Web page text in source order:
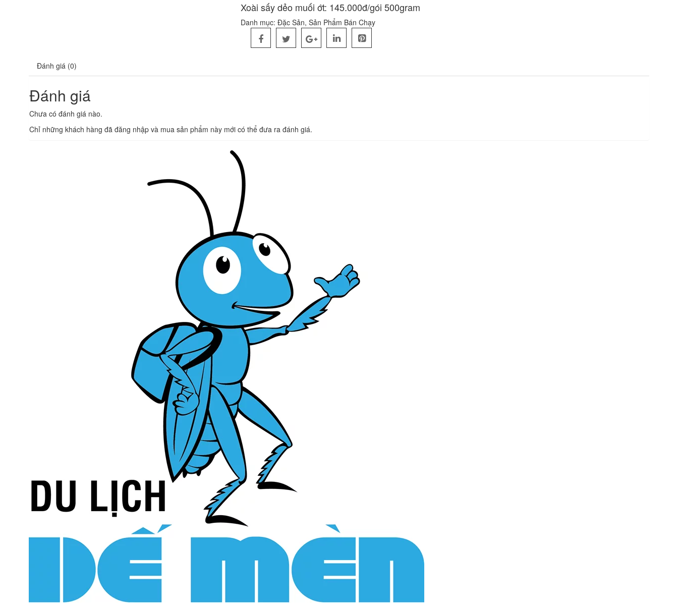
Xoài sấy dẻo muối ớt: 145.000đ/gói 500gram
Danh mục: Đặc Sản, Sản Phẩm Bán Chạy
Đánh giá (0)
Đánh giá
Chưa có đánh giá nào.
Chỉ những khách hàng đã đăng nhập và mua sản phẩm này mới có thể đưa ra đánh giá.